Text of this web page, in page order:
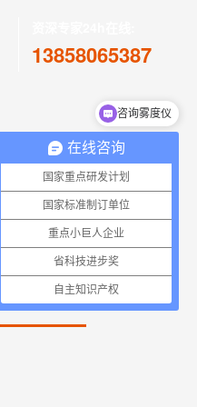
13858065387
案例数据下载
在线咨询
国家重点研发计划
国家标准制订单位
重点小巨人企业
省科技进步奖
自主知识产权
咨询雾度仪